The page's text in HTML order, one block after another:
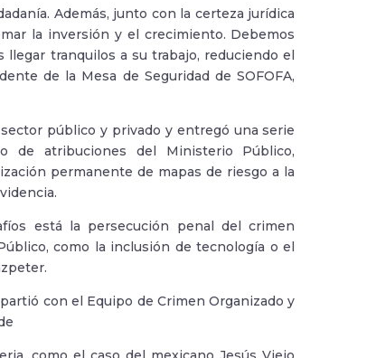
Además, junto con la certeza jurídica
la inversión y el crecimiento. Debemos
tranquilos a su trabajo, reduciendo el
de la Mesa de Seguridad de SOFOFA,
público y privado y entregó una serie
de atribuciones del Ministerio Público,
permanente de mapas de riesgo a la
está la persecución penal del crimen
como la inclusión de tecnología o el
con el Equipo de Crimen Organizado y